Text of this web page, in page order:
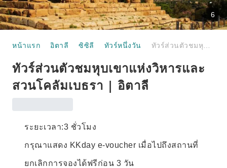
6
หน้าแรก อิตาลี ซิซิลี ทัวร์หนึ่งวัน
ทัวร์ส่วนตัวชมหุบเขาแห่งวิหารและ
สวนโคลัมเบธรา | อิตาลี
ระยะเวลา:3 ชั่วโมง
กรุณาแสดง KKday e-voucher เมื่อไปถึงสถานที่
ยกเลิกการจองได้ฟรีก่อน 3 วัน